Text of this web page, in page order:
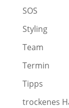
SOS
Styling
Team
Termin
Tipps
trockenes